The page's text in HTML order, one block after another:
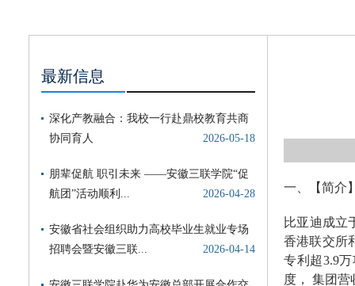
最新信息
一、【简介
比亚迪成立
香港联交所
专利超3.9
度， 集团